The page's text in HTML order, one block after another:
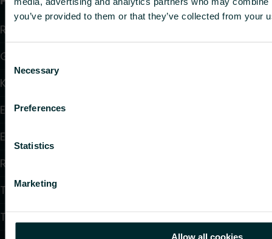
you’ve provided to them or that they’ve collected from your
Consent
Selection
Necessary
Preferences
Statistics
Marketing
Allow all cookies
Radiatorer
Golvvärme och golvkylning
Konvektorer och fläktkonvektorer
Elektrisk uppvärmning
Elektronisk styrning
Reglering
Tappvattensystem
Takvärmesystem